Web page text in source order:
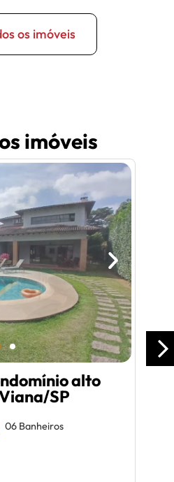
os imóveis
imóveis
alto
SP
06 Banheiros